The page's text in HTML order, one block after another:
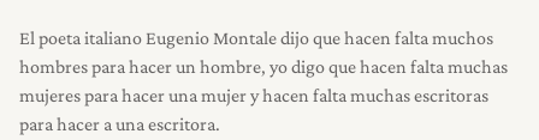
El poeta italiano Eugenio Montale dijo que hacen falta muchos
hombres para hacer un hombre, yo digo que hacen falta muchas
mujeres para hacer una mujer y hacen falta muchas escritoras
para hacer a una escritora.